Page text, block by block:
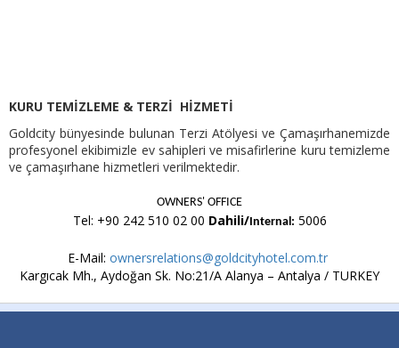
KURU TEMİZLEME & TERZİ HİZMETİ
Goldcity bünyesinde bulunan Terzi Atölyesi ve Çamaşırhanemizde
profesyonel ekibimizle ev sahipleri ve misafirlerine kuru temizleme
ve çamaşırhane hizmetleri verilmektedir.
OWNERS' OFFICE
Tel: +90 242 510 02 00 Dahili/Internal: 5006
E-Mail: ownersrelations@goldcityhotel.com.tr
Kargıcak Mh., Aydoğan Sk. No:21/A Alanya – Antalya / TURKEY